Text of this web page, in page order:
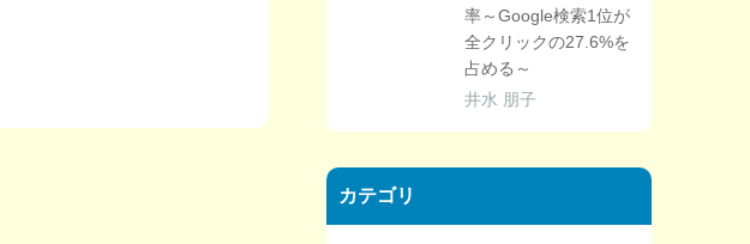
率～Google検索1位が
全クリックの27.6%を
占める～
井水 朋子
カテゴリ